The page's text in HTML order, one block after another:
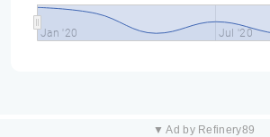
Jan '20 Jul '20
▼ Ad by Refinery89